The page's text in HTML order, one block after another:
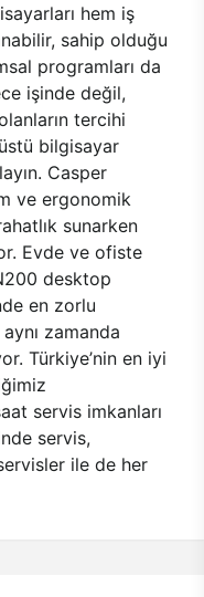
hem iş
sahip olduğu
programları da
işinde değil,
tercihi
bilgisayar
Casper
ve ergonomik
sunarken
Evde ve ofiste
desktop
en zorlu
zamanda
Türkiye’nin en iyi
servis imkanları
servis,
ile de her